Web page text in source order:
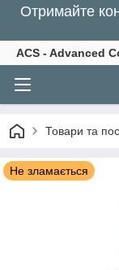
Отримайте
ACS - Advanced
Товари та
Не зламається